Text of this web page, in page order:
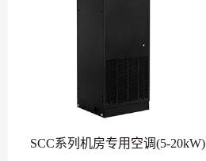
SCC系列机房专用空调(5-20kW)